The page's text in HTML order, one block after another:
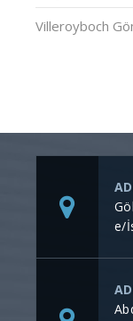
Villeroyboch
e/